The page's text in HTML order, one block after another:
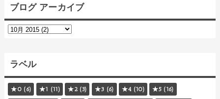
ブログ アーカイブ
ラベル
★0 (6) ★1 (11) ★2 (3) ★3 (6) ★4 (10) ★5 (16)